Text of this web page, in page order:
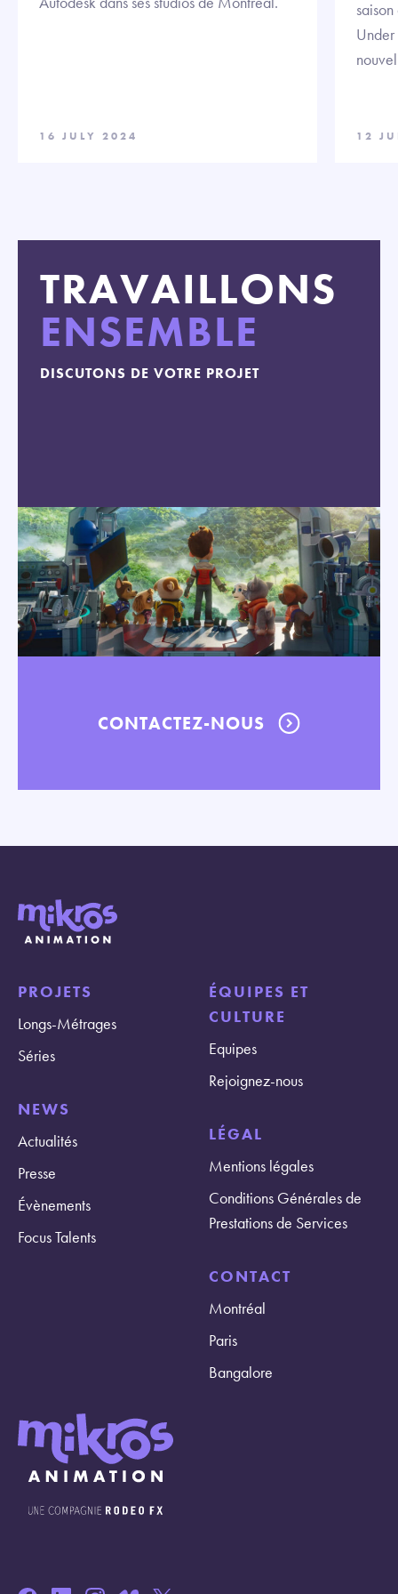
16 JULY 2024 12
TRAVAILLONS
ENSEMBLE
DISCUTONS DE VOTRE PROJET
CONTACTEZ-NOUS
PROJETS
Longs-Métrages
Séries
NEWS
Actualités
Presse
Évènements
Focus Talents
ÉQUIPES ET
CULTURE
Equipes
Rejoignez-nous
LÉGAL
Mentions légales
Conditions Générales de
Prestations de Services
CONTACT
Montréal
Paris
Bangalore